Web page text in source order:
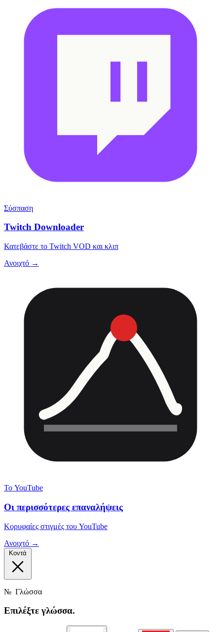
Σύσπαση
Twitch Downloader
Κατεβάστε το Twitch VOD και κλιπ
Ανοιχτό →
Το YouTube
Οι περισσότερες επαναλήψεις
Κορυφαίες στιγμές του YouTube
Ανοιχτό →
Κοντά
№ Γλώσσα
Επιλέξτε γλώσσα.